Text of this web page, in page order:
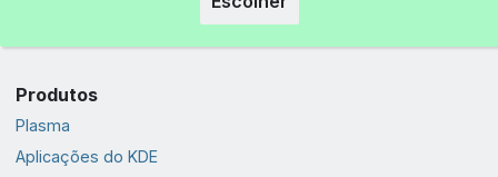
Produtos
Plasma
Aplicações do KDE